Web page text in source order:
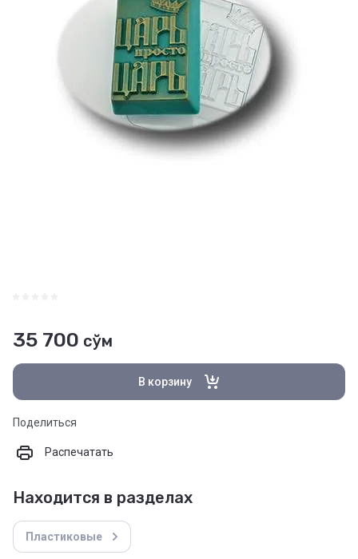
35 700 сўм
В корзину
Поделиться
Распечатать
Находится в разделах
Пластиковые